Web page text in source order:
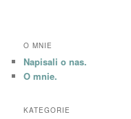
O MNIE
Napisali o nas.
O mnie.
KATEGORIE